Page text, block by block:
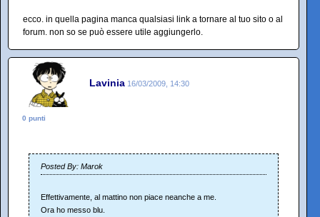
ecco. in quella pagina manca qualsiasi link a tornare al tuo sito o al
forum. non so se può essere utile aggiungerlo.
Lavinia 16/03/2009, 14:30
0 punti
Posted By: Marok
Effettivamente, al mattino non piace neanche a me.
Ora ho messo blu.